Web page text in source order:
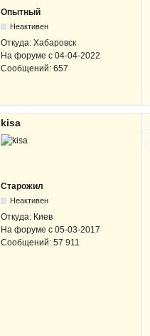
Опытный
Неактивен
Откуда: Хабаровск
На форуме с 04-04-2022
Сообщений: 657
kisa
Старожил
Неактивен
Откуда: Киев
На форуме с 05-03-2017
Сообщений: 57 911